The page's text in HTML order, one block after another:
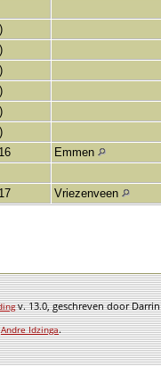
Emmen
Vriezenveen
v. 13.0, geschreven door
Andre Idzinga.